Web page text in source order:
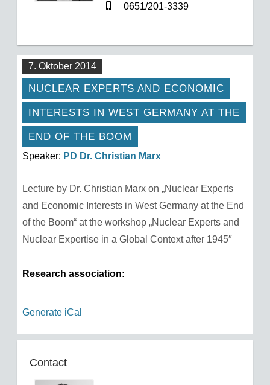
0651/201-3339
7. Oktober 2014
NUCLEAR EXPERTS AND ECONOMIC
INTERESTS IN WEST GERMANY AT THE
END OF THE BOOM
Speaker: PD Dr. Christian Marx
Lecture by Dr. Christian Marx on „Nuclear Experts
and Economic Interests in West Germany at the End
of the Boom“ at the workshop „Nuclear Experts and
Nuclear Expertise in a Global Context after 1945″
Research association:
Generate iCal
Contact